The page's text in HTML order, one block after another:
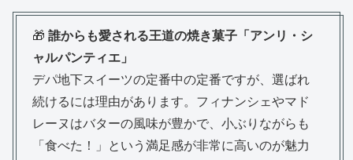
🎁 誰からも愛される王道の焼き菓子「アンリ・シ
ャルパンティエ」
デパ地下スイーツの定番中の定番ですが、選ばれ
続けるには理由があります。フィナンシェやマド
レーヌはバターの風味が豊かで、小ぶりながらも
「食べた！」という満足感が非常に高いのが魅力